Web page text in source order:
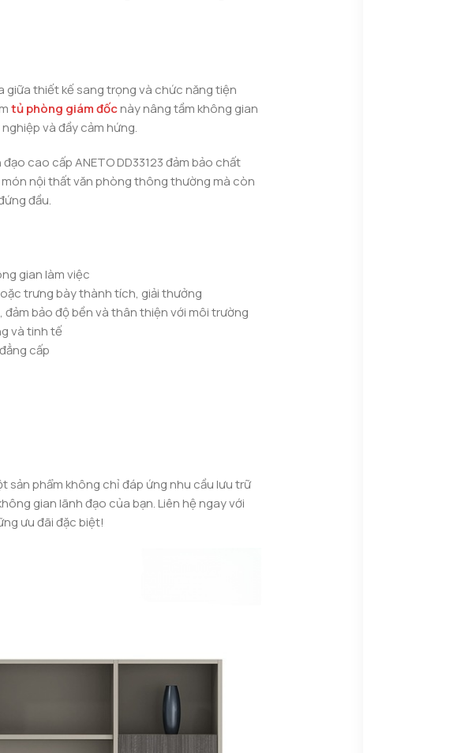
giữa thiết kế sang trọng và chức năng tiện
tủ phòng giám đốcnày nâng tầm không gian
và đầy cảm hứng.
cao cấp ANETO DD33123 đảm bảo chất
nội thất văn phòng thông thường mà còn
đầu.
gian làm việc
trưng bày thành tích, giải thưởng
bảo độ bền và thân thiện với môi trường
và tinh tế
cấp
sản phẩm không chỉ đáp ứng nhu cầu lưu trữ
gian lãnh đạo của bạn. Liên hệ ngay với
ưu đãi đặc biệt!